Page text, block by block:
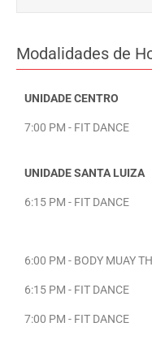
Modalidades de
UNIDADE CENTRO
7:00 PM - FIT DANCE
UNIDADE SANTA LUIZA
6:15 PM - FIT DANCE
6:00 PM - BODY MUAY
6:15 PM - FIT DANCE
7:00 PM - FIT DANCE